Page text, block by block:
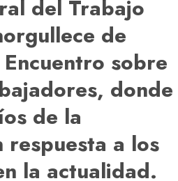
del Trabajo
de
sobre
donde
de la
respuesta a los
la actualidad.